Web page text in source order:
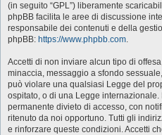
(in seguito “GPL”) liberamente
phpBB facilita le aree di discussione
responsabile dei contenuti e della
phpBB: https://www.phpbb.com.
Accetti di non inviare alcun tipo di
minaccia, messaggio a sfondo
può violare una qualsiasi Legge del
ospitato, o di una Legge internazionale.
permanente divieto di accesso, con
ritenuto da noi opportuno. Tutti gli
e rinforzare queste condizioni. Accetti